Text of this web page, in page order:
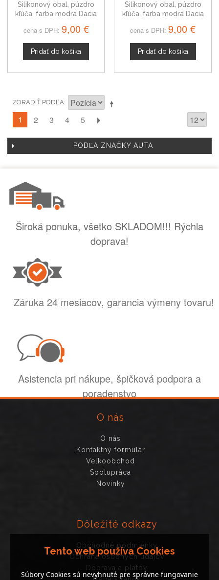
Silikonový obal, púzdro
kľúča, farba modrá Dacia
cena s DPH: 9,00 €
Pridať do košíka
Silikonový obal, púzdro
kľúča, farba modrá Dacia
cena s DPH: 9,00 €
Pridať do košíka
ZORADIŤ PODĽA
1 2 3 4 5
PODĽA ZNAČKY AUTA
Široká ponuka, všetko SKLADOM!!! Rýchla
doprava!
Záruka 24 mesiacov, garancia výmeny tovaru!
Asistencia pri nákupe, špičková podpora a
poradenstvo
O nás
O nás
Kontaktný formulár
Veľkoobchod
Spolupráca
Novinky
Dôležité odkazy
Obchodné podmienky
Ochrana osobných údajov
Doprava a platby
Tento web používa Cookies
Súbory Cookies sú nevyhnuté pre správne fungovanie